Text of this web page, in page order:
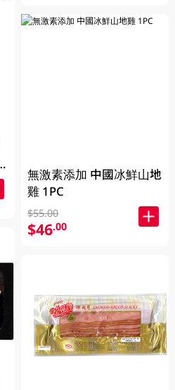
無激素添加 中國冰鮮山地
雞 1PC
$55.00
$46.00